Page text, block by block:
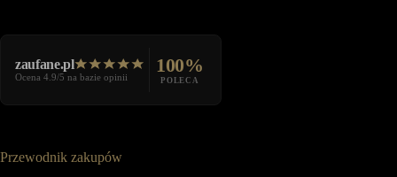
zaufane.pl
Ocena 4.9/5 na bazie opinii
100%
POLECA
Przewodnik zakupów